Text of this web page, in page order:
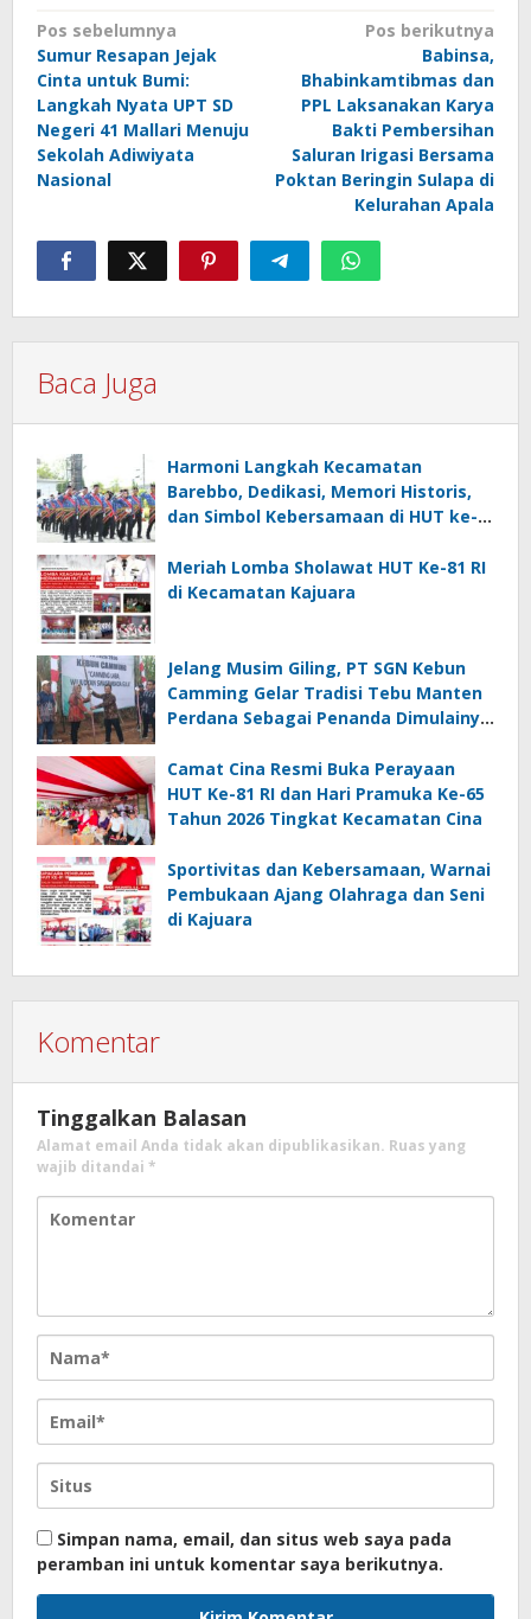
Navigasi
pos
Pos sebelumnya
Sumur Resapan Jejak
Cinta untuk Bumi:
Langkah Nyata UPT SD
Negeri 41 Mallari Menuju
Sekolah Adiwiyata
Nasional
Pos berikutnya
Babinsa,
Bhabinkamtibmas dan
PPL Laksanakan Karya
Bakti Pembersihan
Saluran Irigasi Bersama
Poktan Beringin Sulapa di
Kelurahan Apala
Baca Juga
Harmoni Langkah Kecamatan
Barebbo, Dedikasi, Memori Historis,
dan Simbol Kebersamaan di HUT ke-
Meriah Lomba Sholawat HUT Ke-81 RI
di Kecamatan Kajuara
Jelang Musim Giling, PT SGN Kebun
Camming Gelar Tradisi Tebu Manten
Perdana Sebagai Penanda Dimulainya
Camat Cina Resmi Buka Perayaan
HUT Ke-81 RI dan Hari Pramuka Ke-65
Tahun 2026 Tingkat Kecamatan Cina
Sportivitas dan Kebersamaan, Warnai
Pembukaan Ajang Olahraga dan Seni
di Kajuara
Komentar
Tinggalkan Balasan
Alamat email Anda tidak akan dipublikasikan. Ruas yang
wajib ditandai *
Simpan nama, email, dan situs web saya pada
peramban ini untuk komentar saya berikutnya.